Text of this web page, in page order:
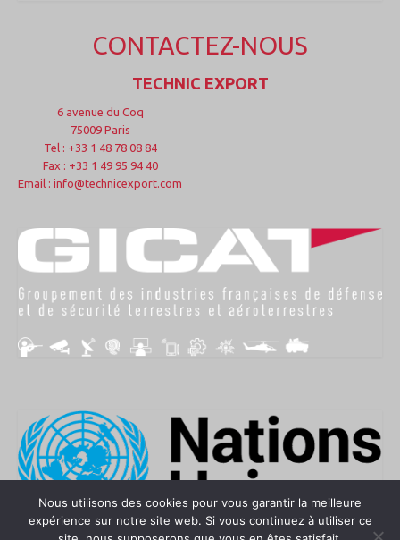
CONTACTEZ-NOUS
TECHNIC EXPORT
6 avenue du Coq
75009 Paris
Tel : +33 1 48 78 08 84
Fax : +33 1 49 95 94 40
Email : info@technicexport.com
Nous utilisons des cookies pour vous garantir la meilleure
expérience sur notre site web. Si vous continuez à utiliser ce